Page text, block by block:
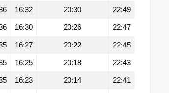
16:32 20:30 22:49
16:30 20:26 22:47
16:27 20:22 22:45
16:25 20:18 22:43
16:23 20:14 22:41